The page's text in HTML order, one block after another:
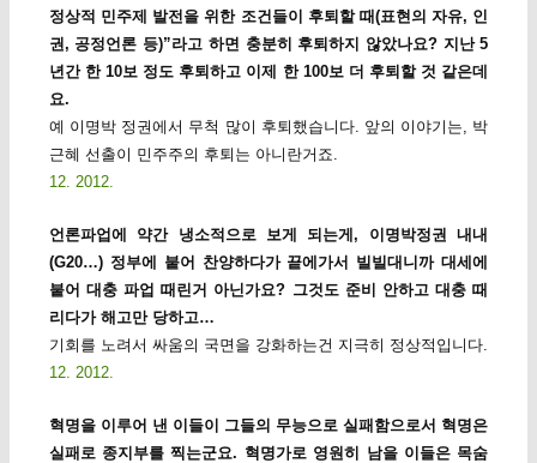
정상적 민주제 발전을 위한 조건들이 후퇴할 때(표현의 자유, 인
권, 공정언론 등)”라고 하면 충분히 후퇴하지 않았나요? 지난 5
년간 한 10보 정도 후퇴하고 이제 한 100보 더 후퇴할 것 같은데
요.
예 이명박 정권에서 무척 많이 후퇴했습니다. 앞의 이야기는, 박
근혜 선출이 민주주의 후퇴는 아니란거죠.
12. 2012.
언론파업에 약간 냉소적으로 보게 되는게, 이명박정권 내내
(G20…) 정부에 붙어 찬양하다가 끝에가서 빌빌대니까 대세에
붙어 대충 파업 때린거 아닌가요? 그것도 준비 안하고 대충 때
리다가 해고만 당하고…
기회를 노려서 싸움의 국면을 강화하는건 지극히 정상적입니다.
12. 2012.
혁명을 이루어 낸 이들이 그들의 무능으로 실패함으로서 혁명은
실패로 종지부를 찍는군요. 혁명가로 영원히 남을 이들은 목숨